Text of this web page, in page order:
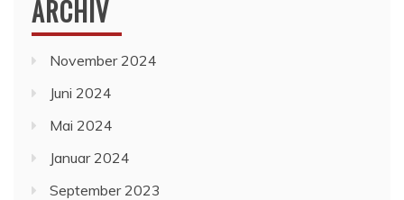
ARCHIV
November 2024
Juni 2024
Mai 2024
Januar 2024
September 2023